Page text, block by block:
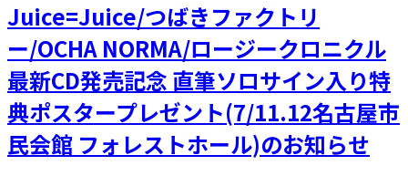
Juice=Juice/つばきファクトリ
ー/OCHA NORMA/ロージークロニクル
最新CD発売記念 直筆ソロサイン入り特
典ポスタープレゼント(7/11.12名古屋市
民会館 フォレストホール)のお知らせ